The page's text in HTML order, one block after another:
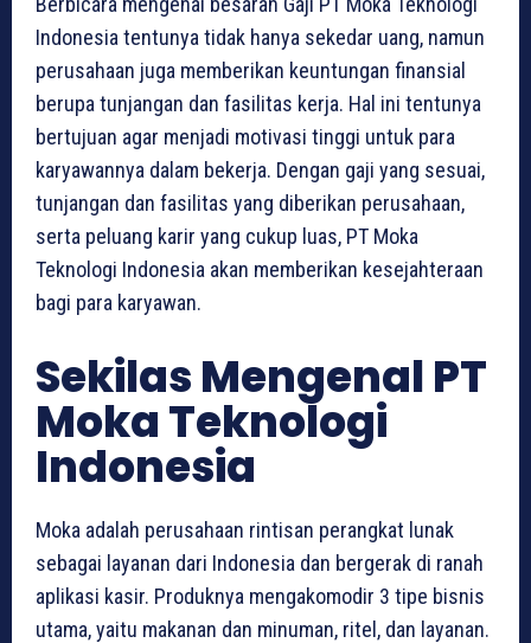
Indonesia tentunya tidak hanya sekedar uang, namun
perusahaan juga memberikan keuntungan finansial
berupa tunjangan dan fasilitas kerja. Hal ini tentunya
bertujuan agar menjadi motivasi tinggi untuk para
karyawannya dalam bekerja. Dengan gaji yang sesuai,
tunjangan dan fasilitas yang diberikan perusahaan,
serta peluang karir yang cukup luas, PT Moka
Teknologi Indonesia akan memberikan kesejahteraan
bagi para karyawan.
Sekilas Mengenal PT
Moka Teknologi
Indonesia
Moka adalah perusahaan rintisan perangkat lunak
sebagai layanan dari Indonesia dan bergerak di ranah
aplikasi kasir. Produknya mengakomodir 3 tipe bisnis
utama, yaitu makanan dan minuman, ritel, dan layanan.